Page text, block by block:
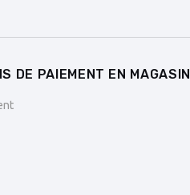
DE PAIEMENT EN MAGASIN